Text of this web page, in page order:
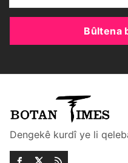
Bûltena
Dengekê kurdî ye li